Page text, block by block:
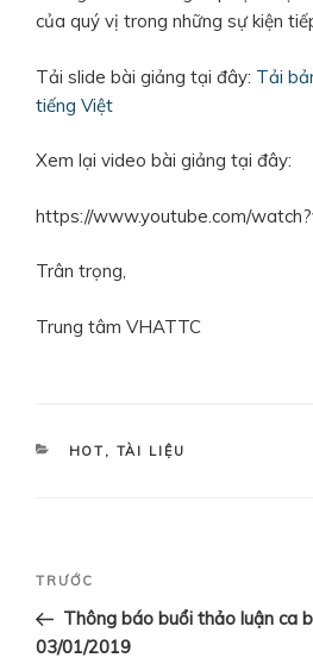
của quý vị trong những sự kiện
Tải slide bài giảng tại đây: Tải
tiếng Việt
Xem lại video bài giảng tại đây:
https://www.youtube.com/
Trân trọng,
Trung tâm VHATTC
DANH
HOT , TÀI LIỆU
Điều
bài
Bài
cũ
hơn
TRƯỚC
Thông báo buổi thảo luận ca
03/01/2019